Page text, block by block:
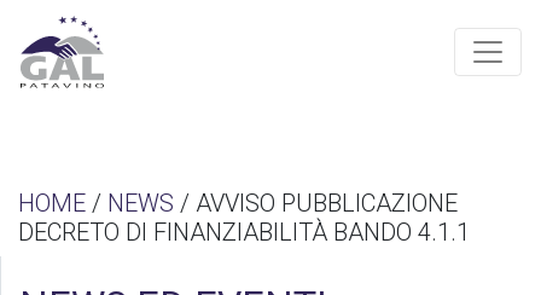
HOME / NEWS / AVVISO PUBBLICAZIONE
DECRETO DI FINANZIABILITÀ BANDO 4.1.1